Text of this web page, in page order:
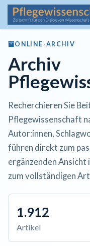
Zum Inhalt springen
ONLINE-ARCHIV
Archiv
Recherchieren Sie
Pflegewissenschaft
Autor:innen,
führen direkt zum
ergänzenden Ansicht
zum vollständigen
1.912
Artikel